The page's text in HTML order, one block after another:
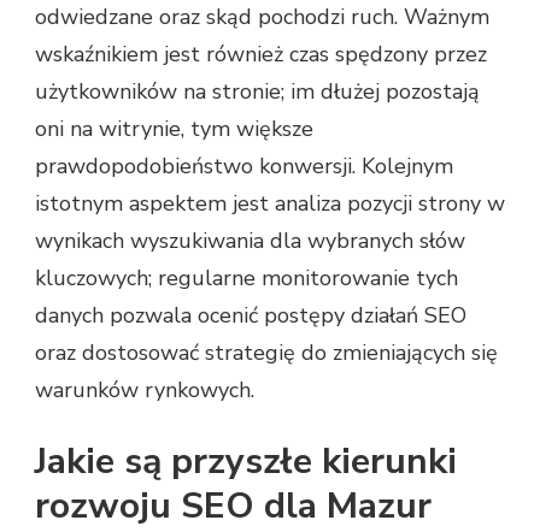
odwiedzane oraz skąd pochodzi ruch. Ważnym
wskaźnikiem jest również czas spędzony przez
użytkowników na stronie; im dłużej pozostają
oni na witrynie, tym większe
prawdopodobieństwo konwersji. Kolejnym
istotnym aspektem jest analiza pozycji strony w
wynikach wyszukiwania dla wybranych słów
kluczowych; regularne monitorowanie tych
danych pozwala ocenić postępy działań SEO
oraz dostosować strategię do zmieniających się
warunków rynkowych.
Jakie są przyszłe kierunki
rozwoju SEO dla Mazur